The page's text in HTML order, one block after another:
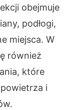
obejmuje
podłogi,
miejsca. W
również
które
i